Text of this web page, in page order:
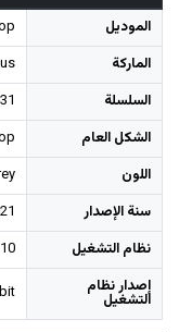
الموديل
الماركة
السلسلة
الشكل العام
اللون
سنة الإصدار
نظام التشغيل
إصدار نظام
التشغيل